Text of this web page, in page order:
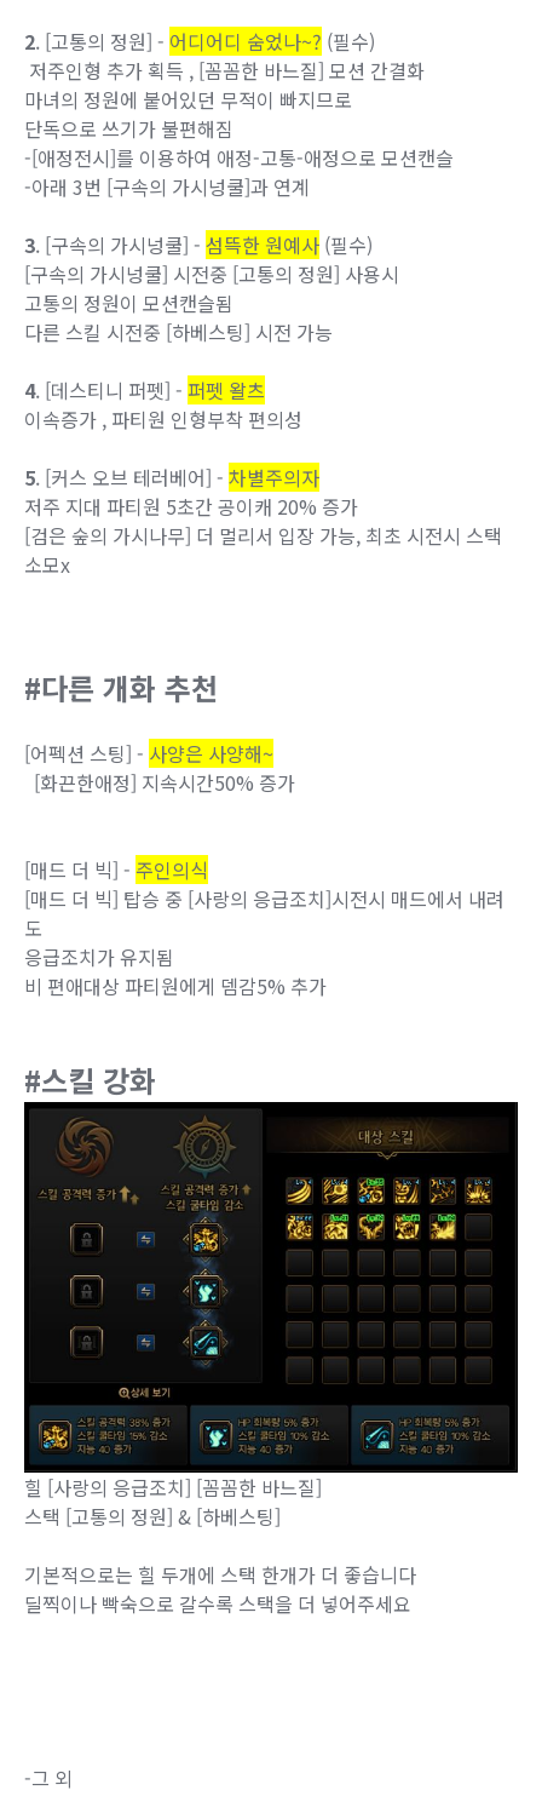
2. [고통의 정원] - 어디어디 숨었나~? (필수)
저주인형 추가 획득 , [꼼꼼한 바느질] 모션 간결화
마녀의 정원에 붙어있던 무적이 빠지므로
단독으로 쓰기가 불편해짐
-[애정전시]를 이용하여 애정-고통-애정으로 모션캔슬
-아래 3번 [구속의 가시넝쿨]과 연계
3. [구속의 가시넝쿨] - 섬뜩한 원예사 (필수)
[구속의 가시넝쿨] 시전중 [고통의 정원] 사용시
고통의 정원이 모션캔슬됨
다른 스킬 시전중 [하베스팅] 시전 가능
4. [데스티니 퍼펫] - 퍼펫 왈츠
이속증가 , 파티원 인형부착 편의성
5. [커스 오브 테러베어] - 차별주의자
저주 지대 파티원 5초간 공이캐 20% 증가
[검은 숲의 가시나무] 더 멀리서 입장 가능, 최초 시전시 스택
소모x
#다른 개화 추천
[어펙션 스팅] - 사양은 사양해~
[화끈한애정] 지속시간50% 증가
[매드 더 빅] - 주인의식
[매드 더 빅] 탑승 중 [사랑의 응급조치]시전시 매드에서 내려
도
응급조치가 유지됨
비 편애대상 파티원에게 뎀감5% 추가
#스킬 강화
힐 [사랑의 응급조치] [꼼꼼한 바느질]
스택 [고통의 정원] & [하베스팅]
기본적으로는 힐 두개에 스택 한개가 더 좋습니다
딜찍이나 빡숙으로 갈수록 스택을 더 넣어주세요
-그 외